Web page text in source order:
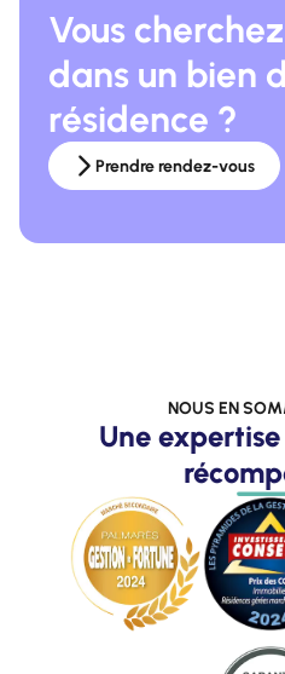
Vous
dans un bien
résidence ?
Prendre rendez-vous
NOUS EN
Une